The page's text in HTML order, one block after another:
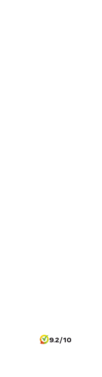
9.2/10